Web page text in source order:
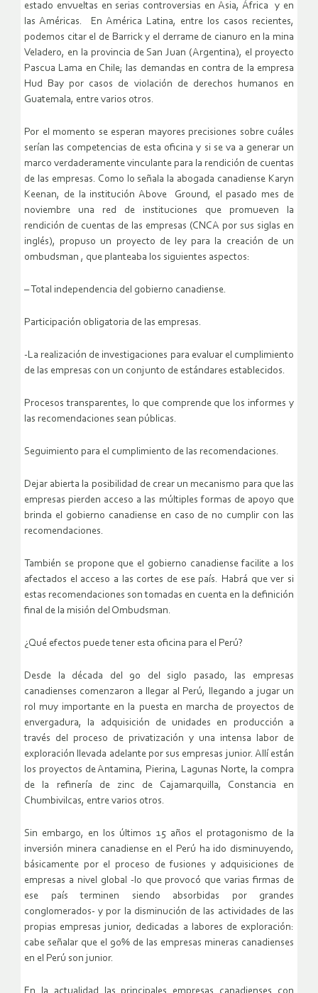
estado envueltas en serias controversias en Asia, África y en
las Américas. En América Latina, entre los casos recientes,
podemos citar el de Barrick y el derrame de cianuro en la mina
Veladero, en la provincia de San Juan (Argentina), el proyecto
Pascua Lama en Chile; las demandas en contra de la empresa
Hud Bay por casos de violación de derechos humanos en
Guatemala, entre varios otros.
Por el momento se esperan mayores precisiones sobre cuáles
serían las competencias de esta oficina y si se va a generar un
marco verdaderamente vinculante para la rendición de cuentas
de las empresas. Como lo señala la abogada canadiense Karyn
Keenan, de la institución Above Ground, el pasado mes de
noviembre una red de instituciones que promueven la
rendición de cuentas de las empresas (CNCA por sus siglas en
inglés), propuso un proyecto de ley para la creación de un
ombudsman , que planteaba los siguientes aspectos:
– Total independencia del gobierno canadiense.
Participación obligatoria de las empresas.
-La realización de investigaciones para evaluar el cumplimiento
de las empresas con un conjunto de estándares establecidos.
Procesos transparentes, lo que comprende que los informes y
las recomendaciones sean públicas.
Seguimiento para el cumplimiento de las recomendaciones.
Dejar abierta la posibilidad de crear un mecanismo para que las
empresas pierden acceso a las múltiples formas de apoyo que
brinda el gobierno canadiense en caso de no cumplir con las
recomendaciones.
También se propone que el gobierno canadiense facilite a los
afectados el acceso a las cortes de ese país. Habrá que ver si
estas recomendaciones son tomadas en cuenta en la definición
final de la misión del Ombudsman.
¿Qué efectos puede tener esta oficina para el Perú?
Desde la década del 90 del siglo pasado, las empresas
canadienses comenzaron a llegar al Perú, llegando a jugar un
rol muy importante en la puesta en marcha de proyectos de
envergadura, la adquisición de unidades en producción a
través del proceso de privatización y una intensa labor de
exploración llevada adelante por sus empresas junior. Allí están
los proyectos de Antamina, Pierina, Lagunas Norte, la compra
de la refinería de zinc de Cajamarquilla, Constancia en
Chumbivilcas, entre varios otros.
Sin embargo, en los últimos 15 años el protagonismo de la
inversión minera canadiense en el Perú ha ido disminuyendo,
básicamente por el proceso de fusiones y adquisiciones de
empresas a nivel global -lo que provocó que varias firmas de
ese país terminen siendo absorbidas por grandes
conglomerados- y por la disminución de las actividades de las
propias empresas junior, dedicadas a labores de exploración:
cabe señalar que el 90% de las empresas mineras canadienses
en el Perú son junior.